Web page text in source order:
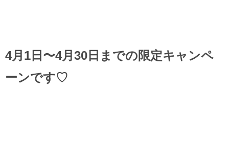
4月1日〜4月30日までの限定キャンペ
ーンです♡